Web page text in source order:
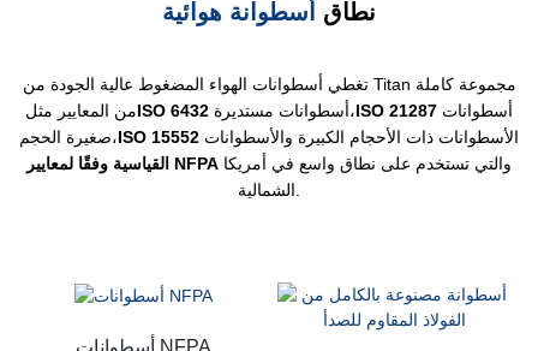
نطاق أسطوانة هوائية
تغطي أسطوانات الهواء المضغوط عالية الجودة من Titan مجموعة كاملة
من المعايير مثلISO 6432 أسطوانات مستديرة،ISO 21287 أسطوانات
صغيرة الحجم،ISO 15552 الأسطوانات ذات الأحجام الكبيرة والأسطوانات
القياسية وفقًا لمعايير NFPA
أسطوانات NFPA